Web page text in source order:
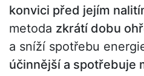
konvici před jejím
metoda zkrátí dobu
a sníží spotřebu
účinnější a spotřebuje